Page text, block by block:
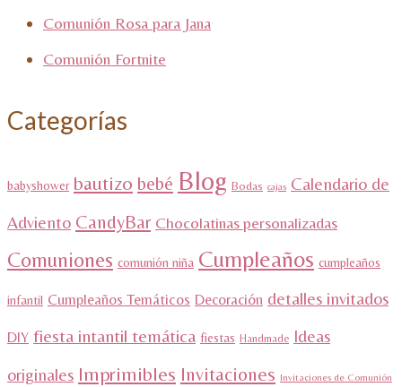
Comunión Rosa para Jana
Comunión Fortnite
Categorías
babyshower bautizo bebé Blog Bodas cajas Calendario de
Adviento CandyBar Chocolatinas personalizadas
Comuniones comunión niña Cumpleaños cumpleaños
infantil Cumpleaños Temáticos Decoración detalles invitados
DIY fiesta intantil temática fiestas Handmade Ideas
originales Imprimibles Invitaciones Invitaciones de Comunión